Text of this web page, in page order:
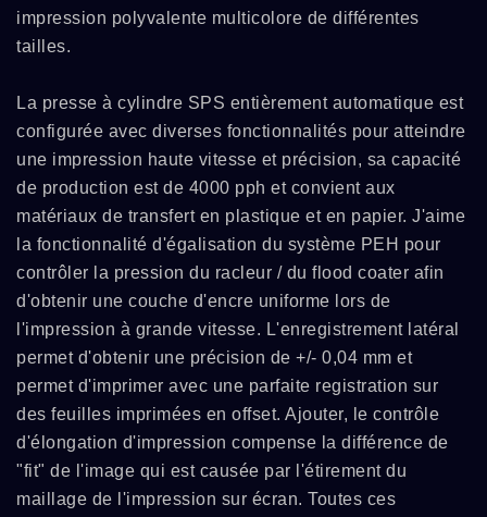
impression polyvalente multicolore de différentes
tailles.
La presse à cylindre SPS entièrement automatique est
configurée avec diverses fonctionnalités pour atteindre
une impression haute vitesse et précision, sa capacité
de production est de 4000 pph et convient aux
matériaux de transfert en plastique et en papier. J'aime
la fonctionnalité d'égalisation du système PEH pour
contrôler la pression du racleur / du flood coater afin
d'obtenir une couche d'encre uniforme lors de
l'impression à grande vitesse. L'enregistrement latéral
permet d'obtenir une précision de +/- 0,04 mm et
permet d'imprimer avec une parfaite registration sur
des feuilles imprimées en offset. Ajouter, le contrôle
d'élongation d'impression compense la différence de
"fit" de l'image qui est causée par l'étirement du
maillage de l'impression sur écran. Toutes ces